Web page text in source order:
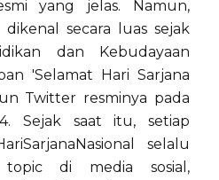
yang jelas. Namun,
secara luas sejak
dan Kebudayaan
'Selamat Hari Sarjana
Twitter resminya pada
Sejak saat itu, setiap
selalu
di media sosial,